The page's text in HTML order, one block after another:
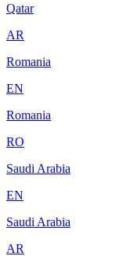
Qatar
AR
Romania
EN
Romania
RO
Saudi Arabia
EN
Saudi Arabia
AR